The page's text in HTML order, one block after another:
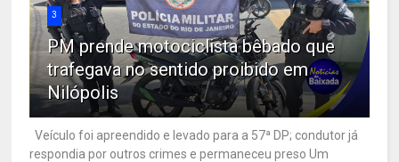
3
PM prende motociclista bêbado que
trafegava no sentido proibido em
Nilópolis
Veículo foi apreendido e levado para a 57ª DP; condutor já
respondia por outros crimes e permaneceu preso Um